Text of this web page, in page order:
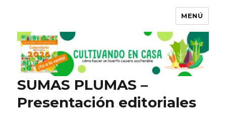
MENÚ
SUMAS PLUMAS –
Presentación editoriales